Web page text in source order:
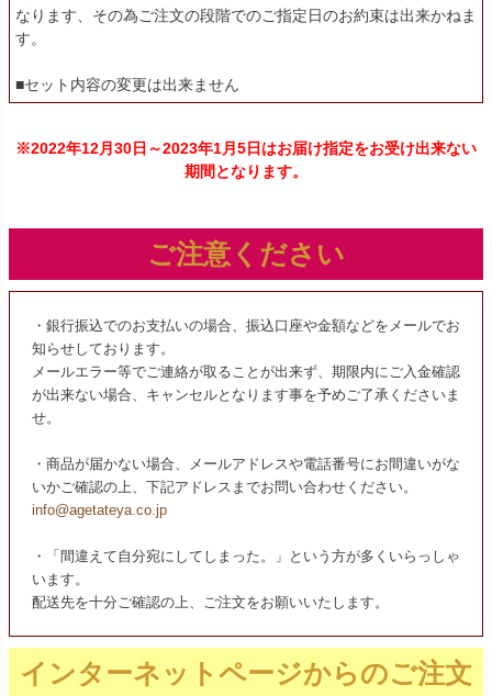
なります、その為ご注文の段階でのご指定日のお約束は出来かねま
す。
■セット内容の変更は出来ません
※2022年12月30日～2023年1月5日はお届け指定をお受け出来ない
期間となります。
ご注意ください
・銀行振込でのお支払いの場合、振込口座や金額などをメールでお
知らせしております。
メールエラー等でご連絡が取ることが出来ず、期限内にご入金確認
が出来ない場合、キャンセルとなります事を予めご了承くださいま
せ。
・商品が届かない場合、メールアドレスや電話番号にお間違いがな
いかご確認の上、下記アドレスまでお問い合わせください。
info@agetateya.co.jp
・「間違えて自分宛にしてしまった。」という方が多くいらっしゃ
います。
配送先を十分ご確認の上、ご注文をお願いいたします。
インターネットページからのご注文